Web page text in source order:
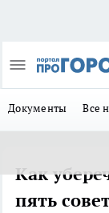
Документы Все
Как
пять